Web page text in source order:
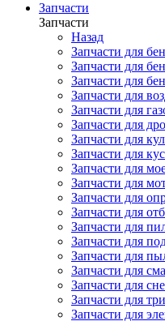
Запчасти
Запчасти
Назад
Запчасти для
Запчасти для
Запчасти для
Запчасти для
Запчасти для
Запчасти для
Запчасти для
Запчасти для
Запчасти для
Запчасти для
Запчасти для
Запчасти для
Запчасти для
Запчасти для
Запчасти для
Запчасти для
Запчасти для
Запчасти для
Запчасти для